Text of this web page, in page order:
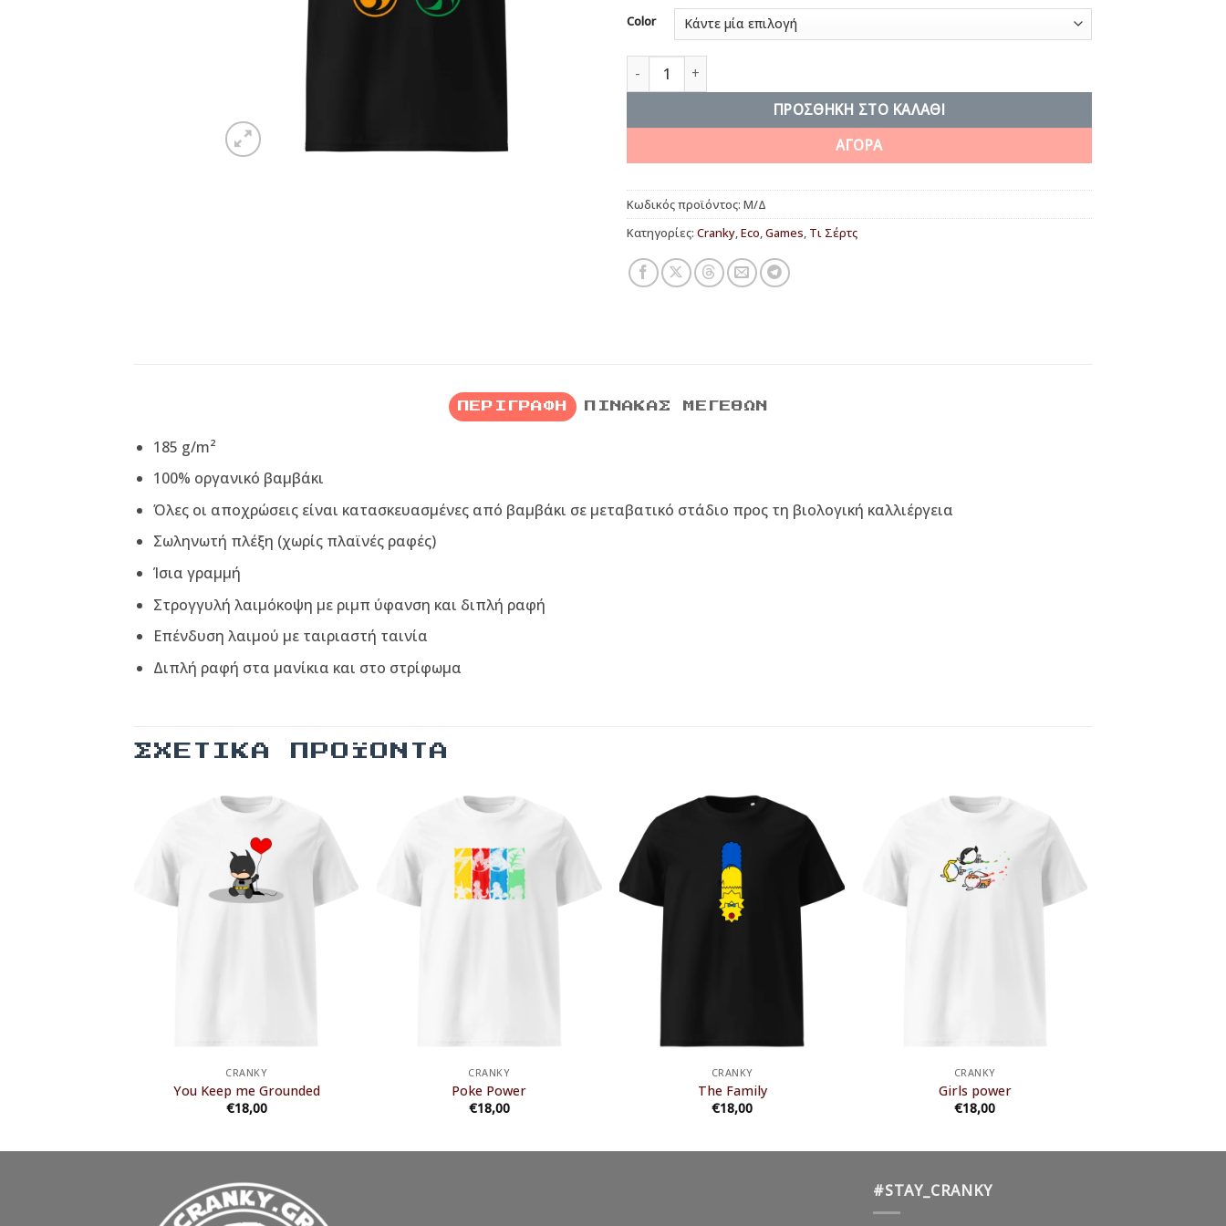
Color
Elements ποσότητα
ΠΡΟΣΘΉΚΗ ΣΤΟ ΚΑΛΆΘΙ
ΑΓΟΡΑ
Κωδικός προϊόντος: Μ/Δ
Κατηγορίες: Cranky,Eco,Games, Τι Σέρτς
ΠΕΡΙΓΡΑΦΉ ΠΊΝΑΚΑΣ ΜΕΓΕΘΏΝ
185 g/m²
100% οργανικό βαμβάκι
Όλες οι αποχρώσεις είναι κατασκευασμένες από βαμβάκι σε μεταβατικό στάδιο προς τη βιολογική καλλιέργεια
Σωληνωτή πλέξη (χωρίς πλαϊνές ραφές)
Ίσια γραμμή
Στρογγυλή λαιμόκοψη με ριμπ ύφανση και διπλή ραφή
Επένδυση λαιμού με ταιριαστή ταινία
Διπλή ραφή στα μανίκια και στο στρίφωμα
ΣΧΕΤΙΚΆ ΠΡΟΪΌΝΤΑ
CRANKY
You Keep me Grounded
€18,00
CRANKY
Poke Power
€18,00
CRANKY
The Family
€18,00
CRANKY
Girls power
€18,00
#STAY_CRANKY